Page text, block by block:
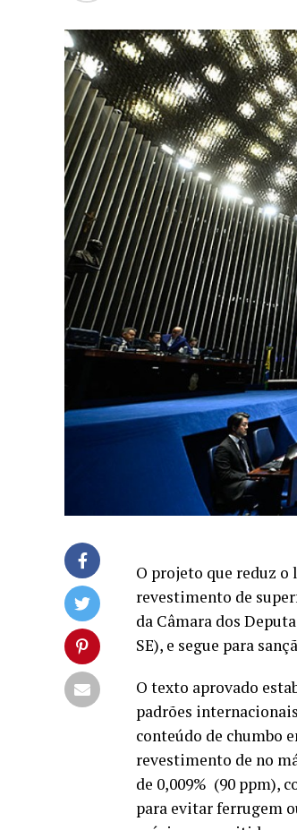
O projeto que reduz
revestimento de
da Câmara dos
SE), e segue para
O texto aprovado
padrões
conteúdo de chumbo
revestimento de no
de 0,009% (90 ppm),
para evitar ferrugem